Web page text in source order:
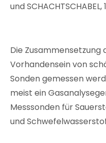
und SCHACHTSCHABEL,
Die Zusammensetzung
Vorhandensein von
Sonden gemessen
meist ein
Messsonden für
und